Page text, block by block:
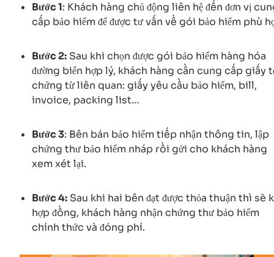
Bước 1: Khách hàng chủ động liên hệ đến đơn vị
cấp bảo hiểm để được tư vấn về gói bảo hiểm phù
Bước 2: Sau khi chọn được gói bảo hiểm hàng hóa
đường biển hợp lý, khách hàng cần cung cấp giấy
chứng từ liên quan: giấy yêu cầu bảo hiểm, bill,
invoice, packing list…
Bước 3: Bên bán bảo hiểm tiếp nhận thông tin, lập
chứng thư bảo hiểm nháp rồi gửi cho khách hàng
xem xét lại.
Bước 4: Sau khi hai bên đạt được thỏa thuận thì sẽ
hợp đồng, khách hàng nhận chứng thư bảo hiểm
chính thức và đóng phí.